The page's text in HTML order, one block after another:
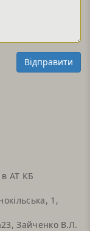
Відправити
АТ КБ
1,
Зайченко В.Л.